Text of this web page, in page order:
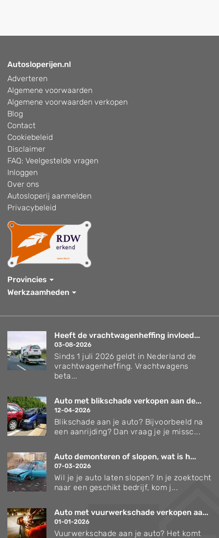
Autosloperijen.nl
Adverteren
Algemene voorwaarden
Algemene voorwaarden verkopen
Blog
Contact
Cookiebeleid
Disclaimer
FAQ: Veelgestelde vragen
Inloggen
Over ons
Autosloperij aanmelden
Privacybeleid
Provincies
Werkzaamheden
Heeft de vrachtwagenheffing invloed...
03-08-2026
Sinds 1 juli 2026 geldt in Nederland de
vrachtwagenheffing. Vrachtwagens
beta...
Auto met blikschade verkopen aan de...
12-04-2026
Blikschade aan je auto? Bijvoorbeeld na
een aanrijding? Dan vraag je je missc...
Auto demonteren of slopen, wat is h...
07-03-2026
Wil je je auto laten slopen? In je zoektocht
naar een geschikt bedrijf, kom j...
Auto met vuurwerkschade verkopen aa...
01-01-2026
Vuurwerkschade aan je auto? Het komt